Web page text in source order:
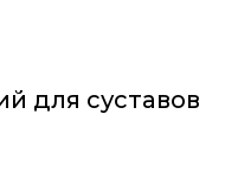
для суставов